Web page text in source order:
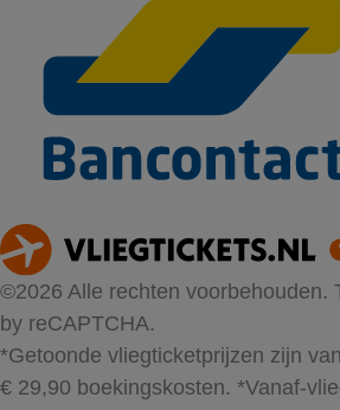
©2026 Alle rechten voorbehouden.
by reCAPTCHA.
*Getoonde vliegticketprijzen zijn
€ 29,90 boekingskosten. *Vanaf-